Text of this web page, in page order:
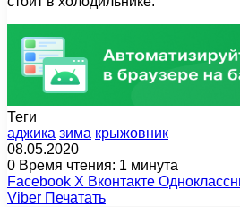
Теги
аджика зима крыжовник
08.05.2020
0 Время чтения: 1 минута
Facebook X Вконтакте
Viber Печатать